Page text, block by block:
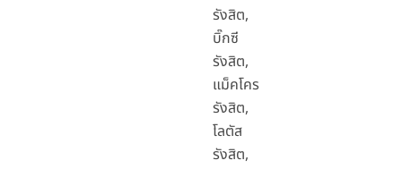
รังสิต,
บิ๊กซี
รังสิต,
แม็คโคร
รังสิต,
โลตัส
รังสิต,